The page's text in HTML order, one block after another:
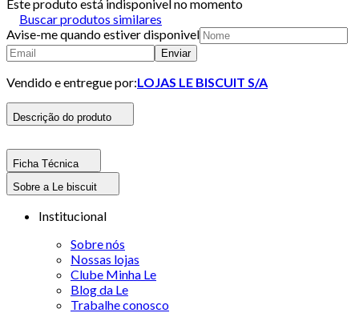
Este produto está indisponivel no momento
Buscar produtos similares
Avise-me quando estiver disponivel
Enviar
Vendido e entregue por:LOJAS LE BISCUIT S/A
Descrição do produto
Ficha Técnica
Sobre a Le biscuit
Institucional
Sobre nós
Nossas lojas
Clube Minha Le
Blog da Le
Trabalhe conosco